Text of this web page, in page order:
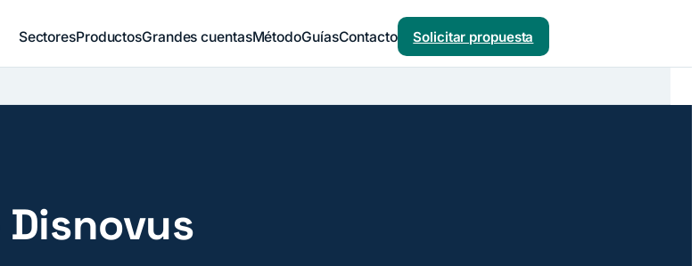
SectoresProductosGrandes cuentasMétodoGuíasContacto Solicitar propuesta